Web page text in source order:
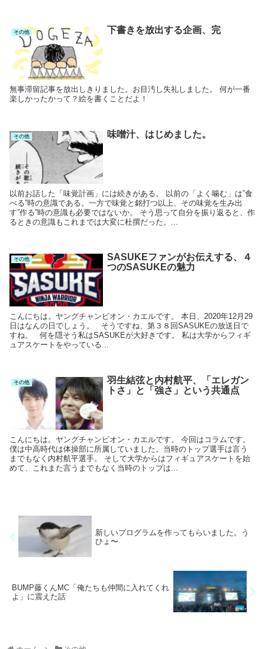
その他 下書きを放出する企画、完
無事滞留記事を放出しきりました。お目汚し失礼しました。 何が一番
楽しかったかって？絵を書くことだよ！
その他 味噌汁、はじめました。
以前お話した「味覚計画」には続きがある。 以前の「よく噛む」は”食
べる”時の意識である。一方で味覚と銘打つ以上、その味覚を生み出
す”作る”時の意識も必要ではないか。 そう思って自分を振り返ると、作
るときの意識もこれまでは大変に杜撰だった。...
その他
SASUKEファンがお伝えする、４
つのSASUKEの魅力
こんにちは。ヤングチャンピオン・カエルです。 本日、2020年12月29
日はなんの日でしょう。 そうですね、第３８回SASUKEの放送日で
すね。 何を隠そう私はSASUKEが大好きです。 私は大学からフィギ
ュアスケートをやっている...
その他
羽生結弦と内村航平、「エレガン
トさ」と「強さ」という共通点
こんにちは。ヤングチャンピオン・カエルです。 今回はコラムです。
僕は中高時代は体操部に所属していました。当時のトップ選手は言う
までもなく内村航平選手。 そして大学からはフィギュアスケートを始
めて、これまた言うまでもなく当時のトップは...
新しいプログラムを作ってもらいました。う
ひょ〜
BUMP藤くんMC「俺たちも仲間に入れてくれ
よ」に震えた話